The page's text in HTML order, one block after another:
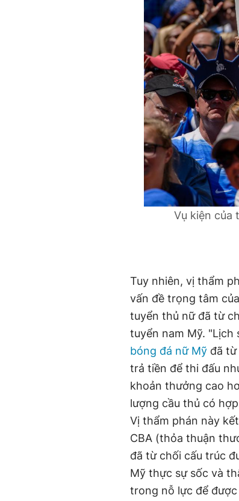
Vụ kiện của
Tuy nhiên, vị thẩm
vấn đề trọng tâm
tuyển thủ nữ đã từ
tuyển nam Mỹ. "Lịch
bóng đá nữ Mỹ đã
trả tiền để thi đấu
khoản thưởng cao
lượng cầu thủ có
Vị thẩm phán này
CBA (thỏa thuận
đã từ chối cấu trúc
Mỹ thực sự sốc và
trong nỗ lực để